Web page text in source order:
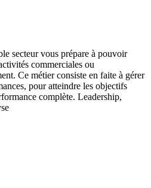
secteur vous prépare à pouvoir
commerciales ou
Ce métier consiste en faite à gérer
pour atteindre les objectifs
complète. Leadership,